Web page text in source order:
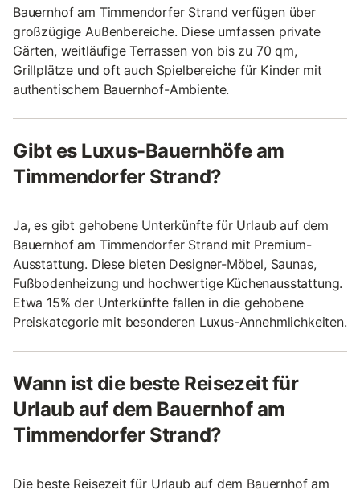
Bauernhof am Timmendorfer Strand verfügen über
großzügige Außenbereiche. Diese umfassen private
Gärten, weitläufige Terrassen von bis zu 70 qm,
Grillplätze und oft auch Spielbereiche für Kinder mit
authentischem Bauernhof-Ambiente.
Gibt es Luxus-Bauernhöfe am
Timmendorfer Strand?
Ja, es gibt gehobene Unterkünfte für Urlaub auf dem
Bauernhof am Timmendorfer Strand mit Premium-
Ausstattung. Diese bieten Designer-Möbel, Saunas,
Fußbodenheizung und hochwertige Küchenausstattung.
Etwa 15% der Unterkünfte fallen in die gehobene
Preiskategorie mit besonderen Luxus-Annehmlichkeiten.
Wann ist die beste Reisezeit für
Urlaub auf dem Bauernhof am
Timmendorfer Strand?
Die beste Reisezeit für Urlaub auf dem Bauernhof am